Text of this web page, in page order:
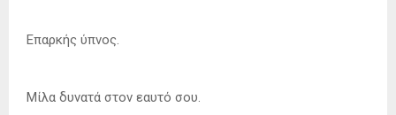
Επαρκής ύπνος.
Μίλα δυνατά στον εαυτό σου.